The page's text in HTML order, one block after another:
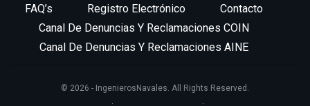
FAQ’s
Registro Electrónico
Contacto
Canal De Denuncias Y Reclamaciones COIN
Canal De Denuncias Y Reclamaciones AINE
© 2026 - IngenierosNavales. All Rights Reserved.